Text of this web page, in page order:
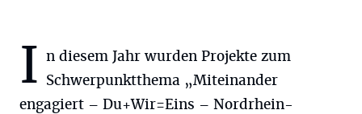
I n diesem Jahr wurden Projekte zum
Schwerpunktthema „Miteinander
engagiert – Du+Wir=Eins – Nordrhein-